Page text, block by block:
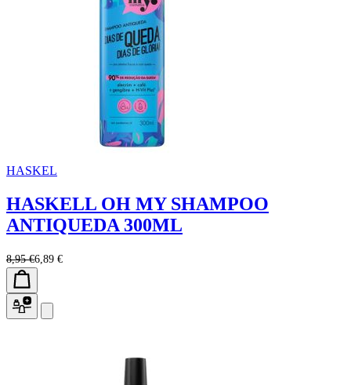
HASKEL
HASKELL OH MY SHAMPOO
ANTIQUEDA 300ML
8,95 €6,89 €